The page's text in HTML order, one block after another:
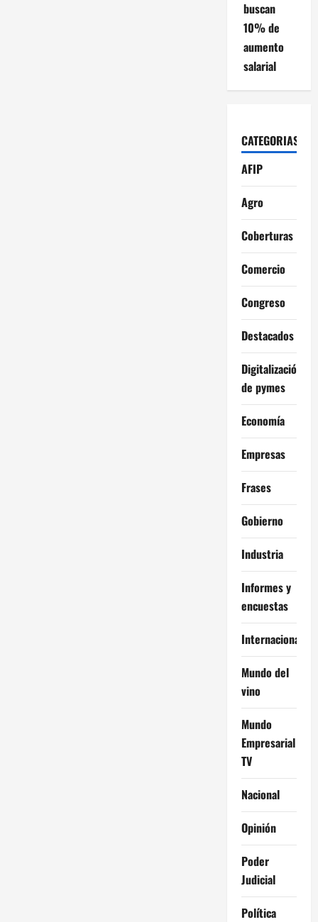
buscan
10% de
aumento
salarial
CATEGORIAS
AFIP
Agro
Coberturas
Comercio
Congreso
Destacados
Digitalización
de pymes
Economía
Empresas
Frases
Gobierno
Industria
Informes y
encuestas
Internacional
Mundo del
vino
Mundo
Empresarial
TV
Nacional
Opinión
Poder
Judicial
Política